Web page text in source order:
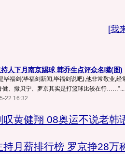
[我
人下月南京踢球 韩乔生点评众名嘴(图)
毕福剑(毕福剑新闻,毕福剑说吧),他非常敬业,经
健、撒贝宁、罗京其实是打篮球比较在行……”...
22 16:32
黄健翔 08奥运不说老韩
持月薪排行榜 罗京挣28万